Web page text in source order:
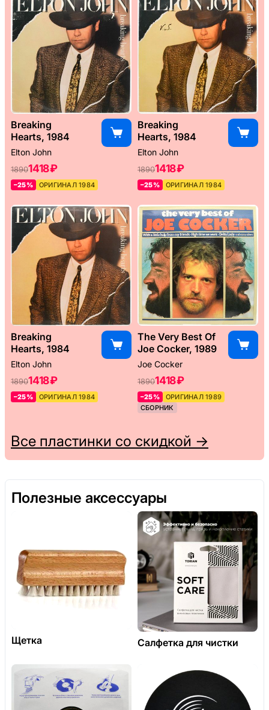
Breaking
Hearts, 1984
Elton John
18901418 ₽
–25% ОРИГИНАЛ 1984
Breaking
Hearts, 1984
Elton John
18901418 ₽
–25% ОРИГИНАЛ 1984
Breaking
Hearts, 1984
Elton John
18901418 ₽
–25% ОРИГИНАЛ 1984
The Very Best Of
Joe Cocker, 1989
Joe Cocker
18901418 ₽
–25%
ОРИГИНАЛ 1989
СБОРНИК
Все пластинки со скидкой →
Полезные аксессуары
Щетка Салфетка для чистки